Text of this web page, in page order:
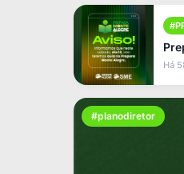
Há
#planodiretor